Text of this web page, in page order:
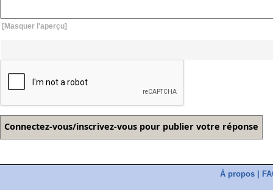
[Masquer l'aperçu]
À propos